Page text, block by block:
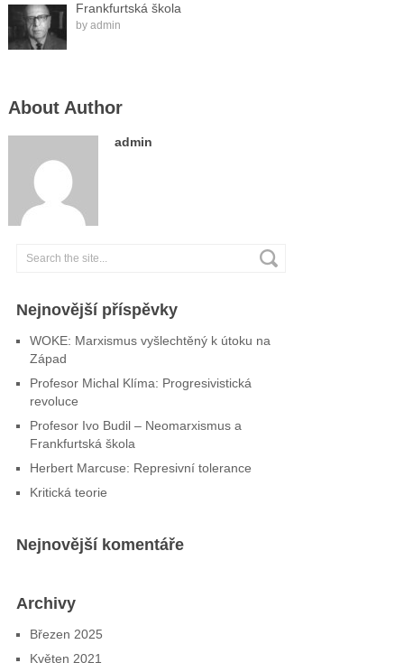
Frankfurtská škola
by admin
About Author
admin
Nejnovější příspěvky
WOKE: Marxismus vyšlechtěný k útoku na
Západ
Profesor Michal Klíma: Progresivistická
revoluce
Profesor Ivo Budil – Neomarxismus a
Frankfurtská škola
Herbert Marcuse: Represivní tolerance
Kritická teorie
Nejnovější komentáře
Archivy
Březen 2025
Květen 2021